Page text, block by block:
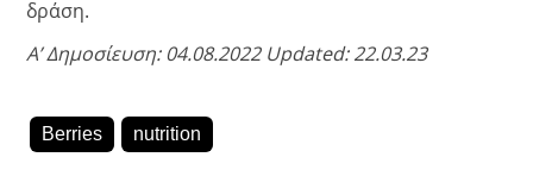
δράση.
Α’ Δημοσίευση: 04.08.2022 Updated: 22.03.23
Berries nutrition